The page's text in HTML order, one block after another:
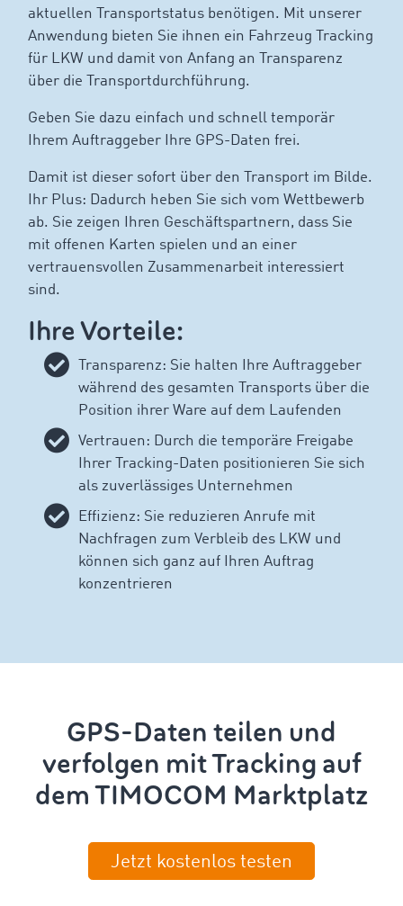
aktuellen Transportstatus benötigen. Mit unserer
Anwendung bieten Sie ihnen ein Fahrzeug Tracking
für LKW und damit von Anfang an Transparenz
über die Transportdurchführung.
Geben Sie dazu einfach und schnell temporär
Ihrem Auftraggeber Ihre GPS-Daten frei.
Damit ist dieser sofort über den Transport im Bilde.
Ihr Plus: Dadurch heben Sie sich vom Wettbewerb
ab. Sie zeigen Ihren Geschäftspartnern, dass Sie
mit offenen Karten spielen und an einer
vertrauensvollen Zusammenarbeit interessiert
sind.
Ihre Vorteile:
Transparenz: Sie halten Ihre Auftraggeber
während des gesamten Transports über die
Position ihrer Ware auf dem Laufenden
Vertrauen: Durch die temporäre Freigabe
Ihrer Tracking-Daten positionieren Sie sich
als zuverlässiges Unternehmen
Effizienz: Sie reduzieren Anrufe mit
Nachfragen zum Verbleib des LKW und
können sich ganz auf Ihren Auftrag
konzentrieren
GPS-Daten teilen und
verfolgen mit Tracking auf
dem TIMOCOM Marktplatz
Jetzt kostenlos testen